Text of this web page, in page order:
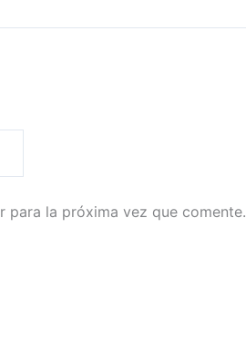
para la próxima vez que comente.